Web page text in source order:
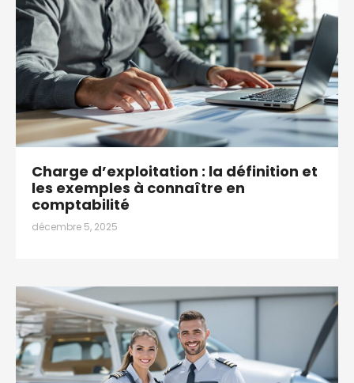
Charge d’exploitation : la définition et
les exemples à connaître en
comptabilité
décembre 5, 2025